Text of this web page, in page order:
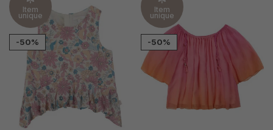
Item
unique
-50%
Item
unique
-50%